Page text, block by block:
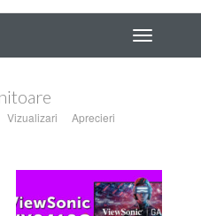
Vizualizari
Aprecieri